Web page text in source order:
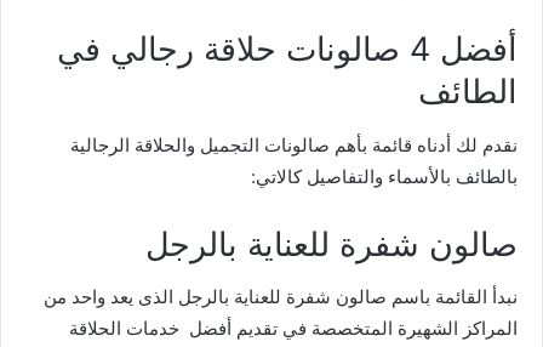
أفضل 4 صالونات حلاقة رجالي في
الطائف
نقدم لك أدناه قائمة بأهم صالونات التجميل والحلاقة الرجالية
بالطائف بالأسماء والتفاصيل كالاتي:
صالون شفرة للعناية بالرجل
نبدأ القائمة باسم صالون شفرة للعناية بالرجل الذى يعد واحد من
المراكز الشهيرة المتخصصة في تقديم أفضل خدمات الحلاقة